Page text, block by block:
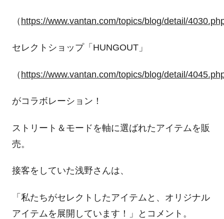
（ https://www.vantan.com/topics/blog/detail/
セレクトショップ「HUNGOUT」
（ https://www.vantan.com/topics/blog/detail/
がコラボレーション！
ストリート＆モードを軸に選ばれたアイテムを販
売。
接客をしていた浅野さんは、
「私たちがセレクトしたアイテムと、オリジナル
アイテムを展開しています！」とコメント。